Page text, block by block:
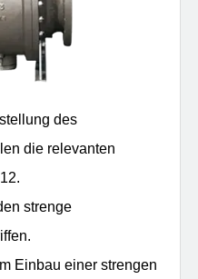
des
die relevanten
strenge
Einbau einer strengen